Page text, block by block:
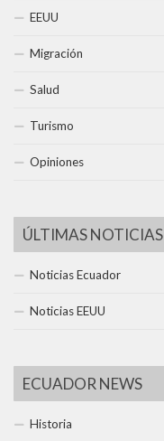
EEUU
Migración
Salud
Turismo
Opiniones
ÚLTIMAS NOTICIAS
Noticias Ecuador
Noticias EEUU
ECUADOR NEWS
Historia